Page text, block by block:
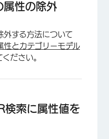
属性の除外
外する方法について
性とカテゴリーモデル
ください。
索に属性値を